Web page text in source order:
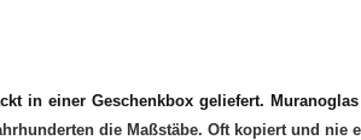
in einer Geschenkbox geliefert.
die Maßstäbe. Oft kopiert und nie